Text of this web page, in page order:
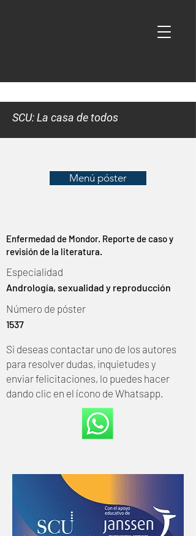
SCU: La casa de todos
Menú póster
Enfermedad de Mondor. Reporte de caso y
revisión de la literatura.
Especialidad
Andrología, sexualidad y reproducción
Número de póster
1537
Si deseas contactar uno de los autores
para resolver dudas, inquietudes y
enviar felicitaciones, lo puedes hacer
dando clic en el ícono de Whatsapp.